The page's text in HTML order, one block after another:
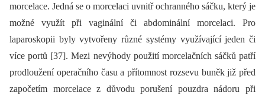
morcelace. Jedná se o morcelaci uvnitř ochranného sáčku, který je
možné využít při vaginální či abdominální morcelaci. Pro
laparoskopii byly vytvořeny různé systémy využívající jeden či
více portů [37]. Mezi nevýhody použití morcelačních sáčků patří
prodloužení operačního času a přítomnost rozsevu buněk již před
započetím morcelace z důvodu porušení pouzdra nádoru při